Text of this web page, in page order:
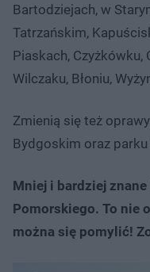
Bartodziejach, w
Tatrzańskim,
Piaskach, Czyżkówku,
Wilczaku, Błoniu,
Zmienią się też
Bydgoskim oraz
Mniej i bardziej
Pomorskiego. To nie
można się pomylić!